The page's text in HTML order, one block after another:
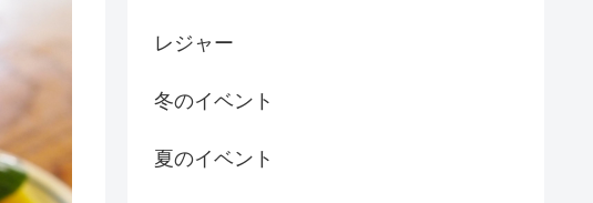
レジャー
冬のイベント
夏のイベント